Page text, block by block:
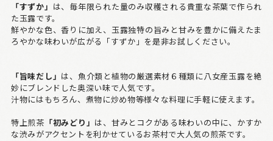
「すずか」 は、毎年限られた量のみ収穫される貴重な茶葉で作られ
た玉露です。
鮮やかな色、香りに加え、玉露独特の旨みと甘みを豊かに備えたま
ろやかな味わいが広がる「すずか」を是非お試しください。
「旨味だし」 は、魚介類と植物の厳選素材６種類に八女産玉露を絶
妙にブレンドした奥深い味で人気です。
汁物にはもちろん、煮物に炒め物等様々な料理に手軽に使えます。
特上煎茶 「初みどり」 は、甘みとコクがある味わいの中に、かすか
な渋みがアクセントを利かせているお茶村で大人気の煎茶です。